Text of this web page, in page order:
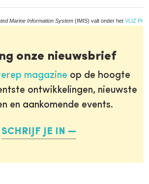
Marine Information System (IMIS) valt onder het VLIZ
onze nieuwsbrief
magazine op de hoogte
ontwikkelingen, nieuwste
en aankomende events.
SCHRIJF JE IN